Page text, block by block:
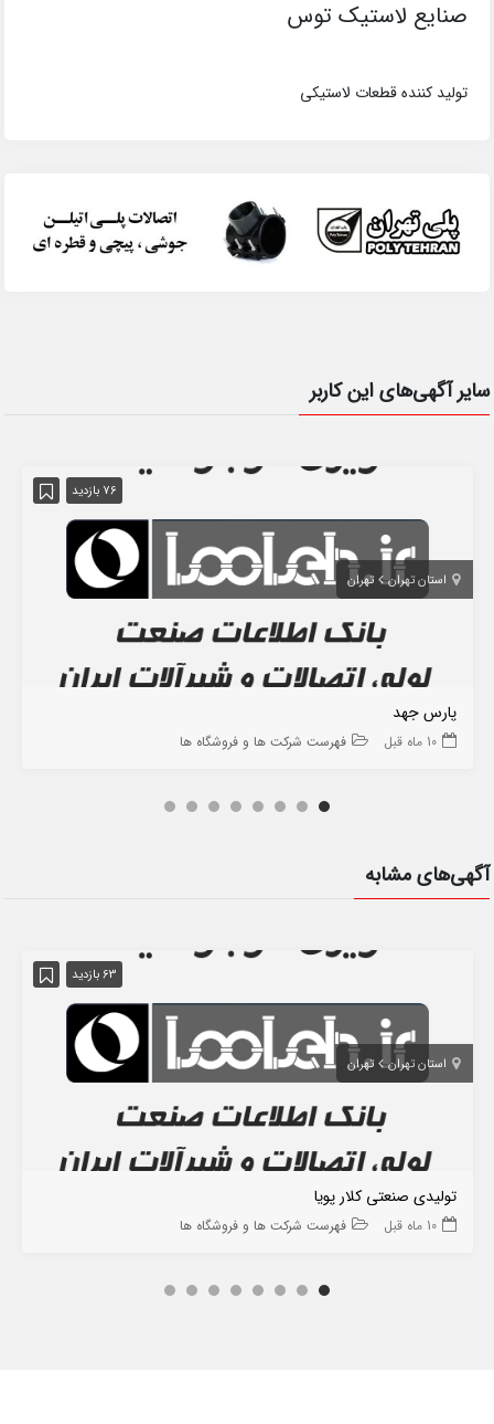
صنایع لاستیک توس
تولید کننده قطعات لاستیکی
سایر آگهی‌های این کاربر
76 بازدید
استان تهران تهران
پارس جهد
10 ماه قبل فهرست شرکت ها و فروشگاه ها
آگهی‌های مشابه
63 بازدید
استان تهران تهران
تولیدی صنعتی کلار پویا
10 ماه قبل فهرست شرکت ها و فروشگاه ها